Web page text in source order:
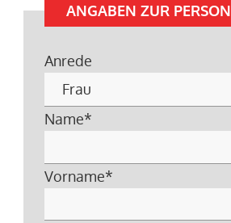
ANGABEN ZUR PERSON
Anrede
Name*
Vorname*